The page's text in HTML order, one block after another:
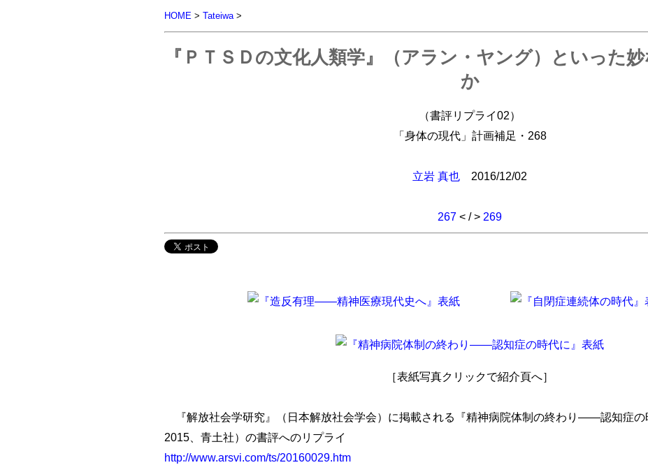
HOME> Tateiwa>
『ＰＴＳＤの文化人類学』（アラン・ヤング）といった
か
（書評リプライ02）
「身体の現代」計画補足・268
立岩 真也 2016/12/02
267 < / > 269
［表紙写真クリックで紹介頁へ］
『解放社会学研究』（日本解放社会学会）に掲載される『精神病院体制の終わり――認知症の
2015、青土社）の書評へのリプライ
http://www.arsvi.com/ts/20160029.htm